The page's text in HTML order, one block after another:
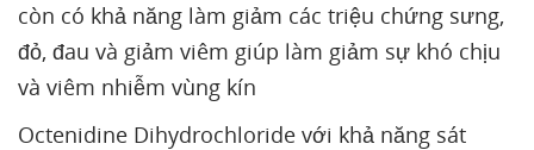
còn có khả năng làm giảm các triệu chứng sưng,
đỏ, đau và giảm viêm giúp làm giảm sự khó chịu
và viêm nhiễm vùng kín
Octenidine Dihydrochloride với khả năng sát